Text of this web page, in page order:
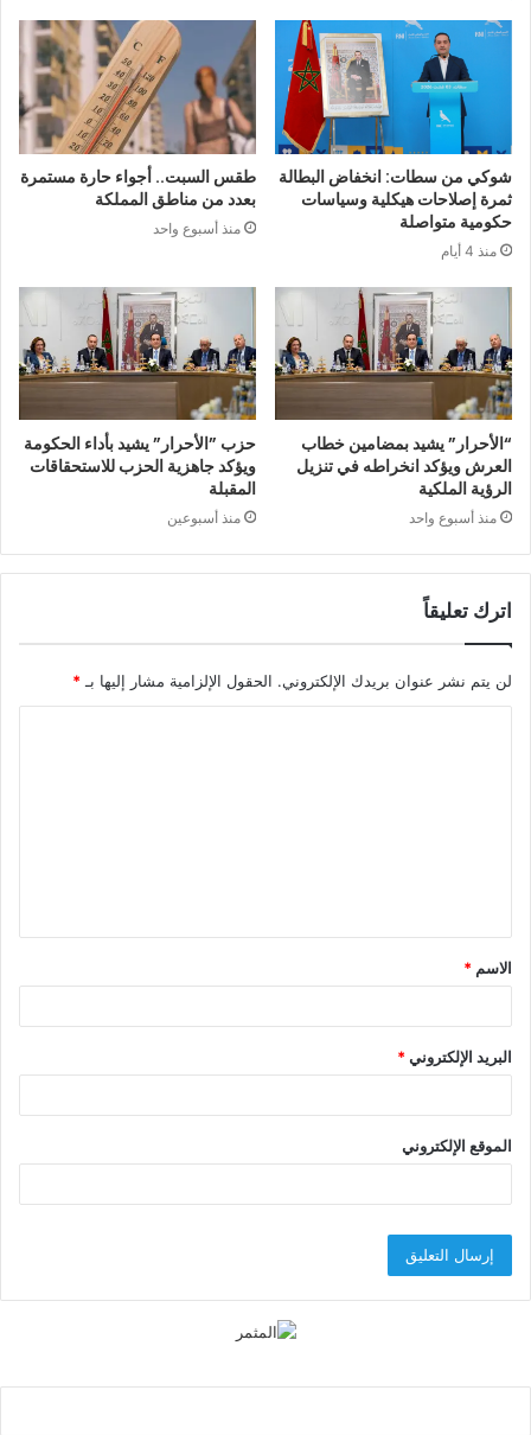
شوكي من سطات: انخفاض البطالة
ثمرة إصلاحات هيكلية وسياسات
حكومية متواصلة
منذ 4 أيام
طقس السبت.. أجواء حارة مستمرة
بعدد من مناطق المملكة
منذ أسبوع واحد
“الأحرار” يشيد بمضامين خطاب
العرش ويؤكد انخراطه في تنزيل
الرؤية الملكية
منذ أسبوع واحد
حزب ”الأحرار” يشيد بأداء الحكومة
ويؤكد جاهزية الحزب للاستحقاقات
المقبلة
منذ أسبوعين
اترك تعليقاً
لن يتم نشر عنوان بريدك الإلكتروني. الحقول الإلزامية مشار إليها بـ *
ق
*
الاسم *
البريد الإلكتروني*
الموقع الإلكتروني